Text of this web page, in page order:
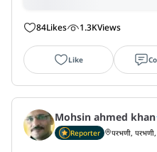
84Likes 1.3KViews
Like
Mohsin ahmed khan
Reporter परभणी, परभणी,